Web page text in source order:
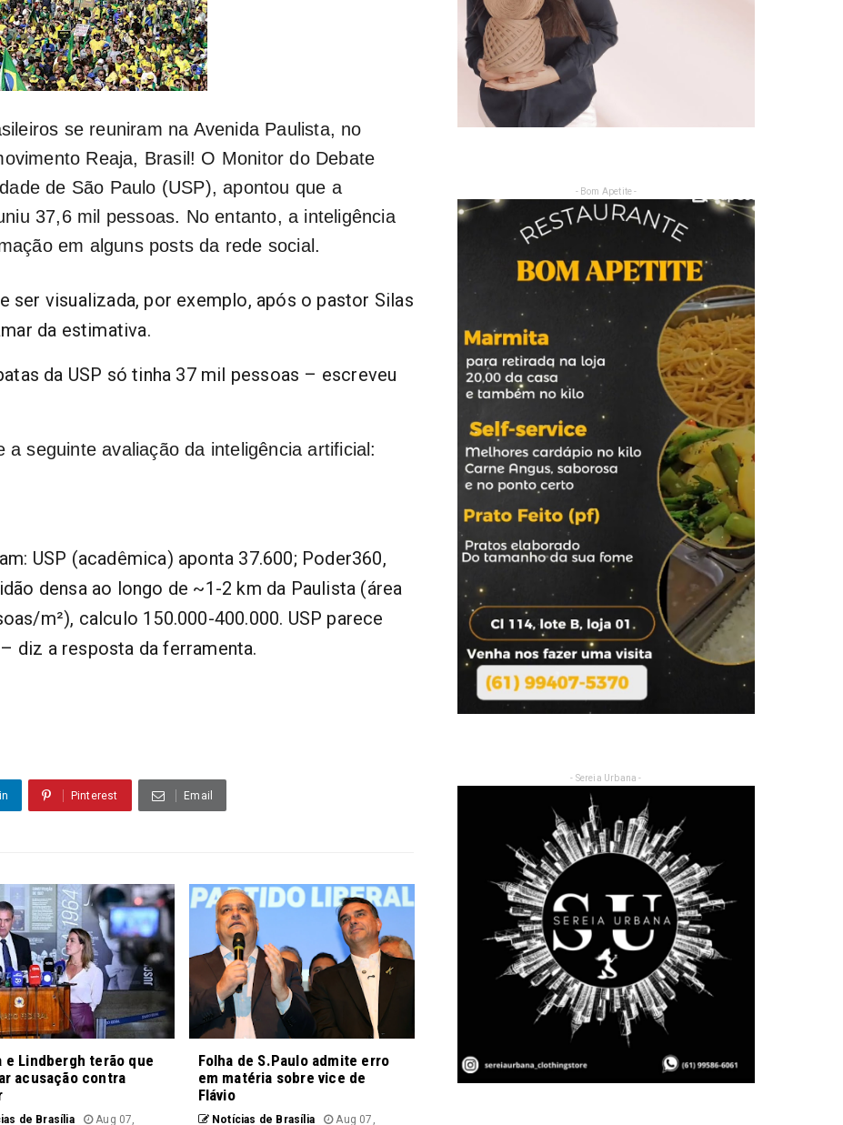
se reuniram na Avenida Paulista, no
Reaja, Brasil! O Monitor do Debate
de São Paulo (USP), apontou que a
37,6 mil pessoas. No entanto, a inteligência
em alguns posts da rede social.
ser visualizada, por exemplo, após o pastor Silas
da estimativa.
da USP só tinha 37 mil pessoas – escreveu
seguinte avaliação da inteligência artificial:
USP (acadêmica) aponta 37.600; Poder360,
densa ao longo de ~1-2 km da Paulista (área
m²), calculo 150.000-400.000. USP parece
diz a resposta da ferramenta.
Pinterest Email
e Lindbergh terão que
acusação contra
de Brasília
Aug 07,
Folha de S.Paulo admite erro
em matéria sobre vice de
Flávio
Notícias de Brasília
Aug 07,
- Bom Apetite -
- Sereia Urbana -